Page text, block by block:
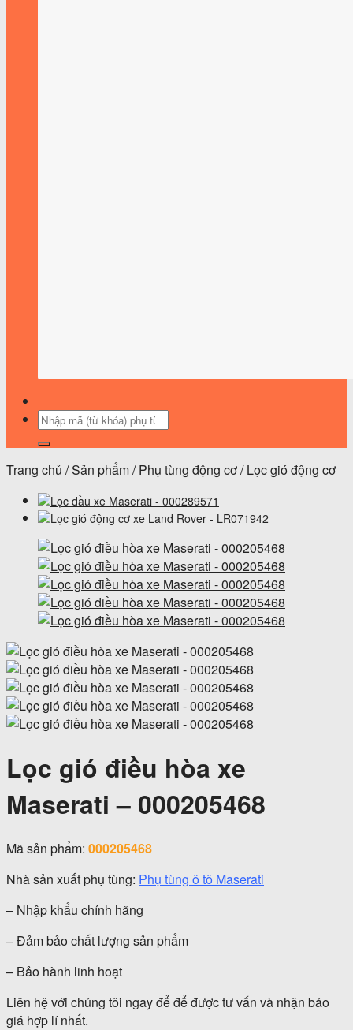
Tìm
Trang chủ /Sản phẩm/ Phụ tùng động cơ/ Lọc gió động cơ
Lọc gió điều hòa xe
Maserati – 000205468
Mã sản phẩm: 000205468
Nhà sản xuất phụ tùng: Phụ tùng ô tô Maserati
– Nhập khẩu chính hãng
– Đảm bảo chất lượng sản phẩm
– Bảo hành linh hoạt
Liên hệ với chúng tôi ngay để để được tư vấn và nhận báo
giá hợp lí nhất.